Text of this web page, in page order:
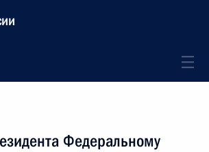
Федеральному